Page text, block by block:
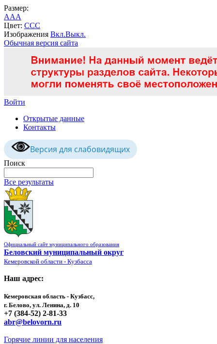
Размер:
AAA
Цвет: CCC
Изображения Вкл.Выкл.
Обычная версия сайта
Войти
Открытые данные
Контакты
Версия для слабовидящих
Поиск
Все результаты
Официальный сайт муниципального образования
Беловский муниципальный округ
Кемеровской области - Кузбасса
Наш адрес:
Кемеровская область - Кузбасс,
г. Белово, ул. Ленина, д. 10
+7 (384-52) 2-81-33
abr@belovorn.ru
Горячие линии для населения